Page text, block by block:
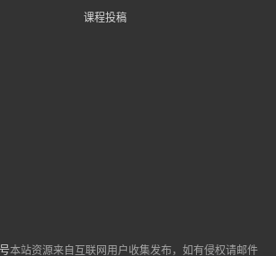
课程投稿
本站资源来自互联网用户收集发布，如有侵权请邮件